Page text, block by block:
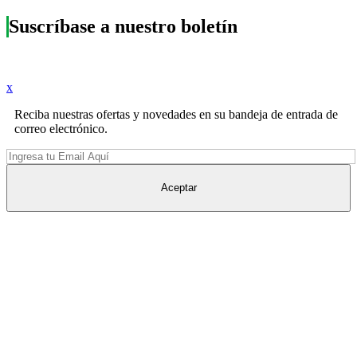
Suscríbase a nuestro boletín
x
Reciba nuestras ofertas y novedades en su bandeja de entrada de
correo electrónico.